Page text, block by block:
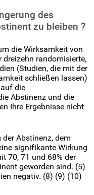
des
zu bleiben ?
die Wirksamkeit von
dreizehn randomisierte,
(Studien, die mit der
schließen lassen)
die
Abstinenz und die
Ihre Ergebnisse nicht
Abstinenz, dem
signifikante Wirkung
70, 71 und 68% der
geworden sind. (5)
negativ. (8) (9) (10)